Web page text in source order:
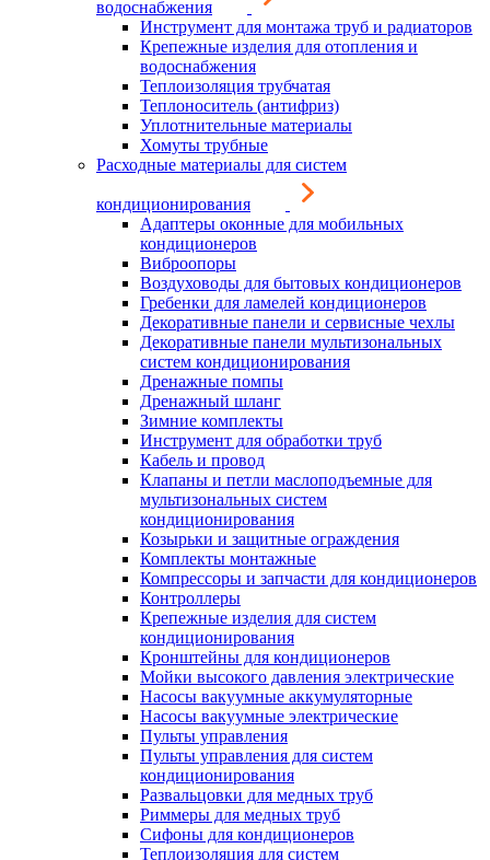
водоснабжения
Инструмент для монтажа труб и радиаторов
Крепежные изделия для отопления и
водоснабжения
Теплоизоляция трубчатая
Теплоноситель (антифриз)
Уплотнительные материалы
Хомуты трубные
Расходные материалы для систем
кондиционирования
Адаптеры оконные для мобильных
кондиционеров
Виброопоры
Воздуховоды для бытовых кондиционеров
Гребенки для ламелей кондиционеров
Декоративные панели и сервисные чехлы
Декоративные панели мультизональных
систем кондиционирования
Дренажные помпы
Дренажный шланг
Зимние комплекты
Инструмент для обработки труб
Кабель и провод
Клапаны и петли маслоподъемные для
мультизональных систем
кондиционирования
Козырьки и защитные ограждения
Комплекты монтажные
Компрессоры и запчасти для кондиционеров
Контроллеры
Крепежные изделия для систем
кондиционирования
Кронштейны для кондиционеров
Мойки высокого давления электрические
Насосы вакуумные аккумуляторные
Насосы вакуумные электрические
Пульты управления
Пульты управления для систем
кондиционирования
Развальцовки для медных труб
Риммеры для медных труб
Сифоны для кондиционеров
Теплоизоляция для систем